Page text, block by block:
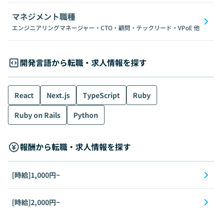
マネジメント職種
エンジニアリングマネージャー・CTO・顧問・テックリード・VPoE他
開発言語から転職・求人情報を探す
React Next.js TypeScript
Ruby
Ruby on Rails
Python
報酬から転職・求人情報を探す
[時給]1,000円~
[時給]2,000円~